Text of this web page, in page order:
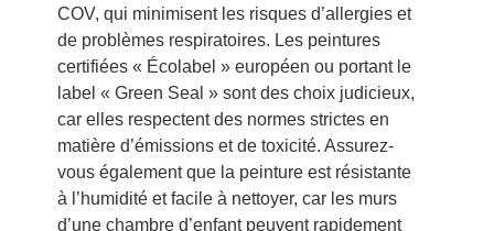
COV, qui minimisent les risques d’allergies et
de problèmes respiratoires. Les peintures
certifiées « Écolabel » européen ou portant le
label « Green Seal » sont des choix judicieux,
car elles respectent des normes strictes en
matière d’émissions et de toxicité. Assurez-
vous également que la peinture est résistante
à l’humidité et facile à nettoyer, car les murs
d’une chambre d’enfant peuvent rapidement